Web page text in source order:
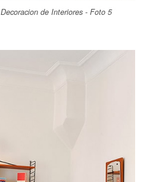
de Interiores - Foto 5